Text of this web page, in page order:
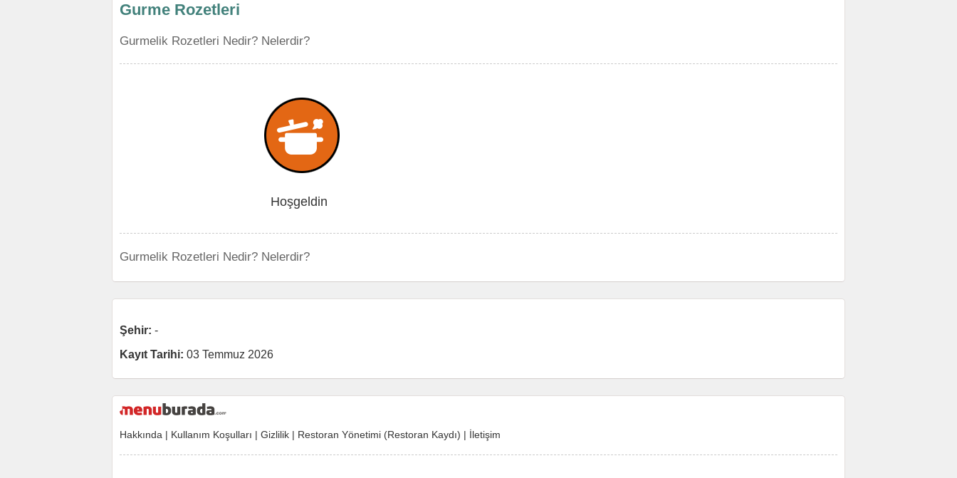
Gurme Rozetleri
Gurmelik Rozetleri Nedir? Nelerdir?
Hoşgeldin
Gurmelik Rozetleri Nedir? Nelerdir?
Şehir: -
Kayıt Tarihi: 03 Temmuz 2026
Hakkında | Kullanım Koşulları | Gizlilik | Restoran Yönetimi (Restoran Kaydı) | İletişim